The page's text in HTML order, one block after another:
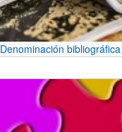
Denominación bibliográfica